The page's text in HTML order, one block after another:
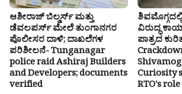
ಆಶೀರಾಜ್ ಬಿಲ್ಡರ್ಸ್ ಮತ್ತು
ಡೆವಲಪರ್ಸ್ ಮೇಲೆ ತುಂಗಾನಗರ
ಪೊಲೀಸರ ದಾಳಿ; ದಾಖಲೆಗಳ
ಪರಿಶೀಲನೆ- Tunganagar
police raid Ashiraj Builders
and Developers; documents
verified
ವಿರುದ್ಧ
ಪಾತ್ರದ
Curiosity
RTO's role